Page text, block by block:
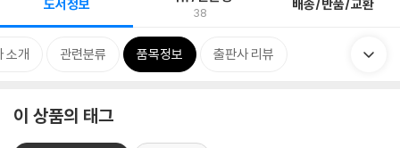
도서정보 38 배송/반품/교환
소개 관련분류 품목정보 출판사 리뷰
이 상품의 태그